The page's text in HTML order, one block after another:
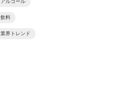
アルコール
飲料
業界トレンド